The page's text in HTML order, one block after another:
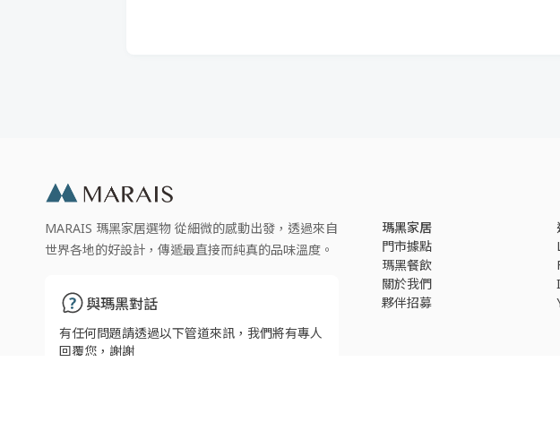
MARAIS 瑪黑家居選物 從細微的感動出發，透過來自
世界各地的好設計，傳遞最直接而純真的品味溫度。
與瑪黑對話
有任何問題請透過以下管道來訊，我們將有專人
回覆您，謝謝
瑪黑家居
門市據點
瑪黑餐飲
關於我們
夥伴招募